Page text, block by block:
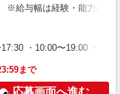
※給与幅は経験・能力によ
17:30 ・10:00〜19:00 ・
まで